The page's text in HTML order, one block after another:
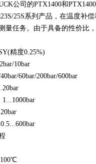
公司的PTX1400和
25S系列产品，在温度补
量任务。由于具备的性价比
精度0.25%)
10bar
60bar/200bar/600bar
1...1000bar
0.5...600bar
℃